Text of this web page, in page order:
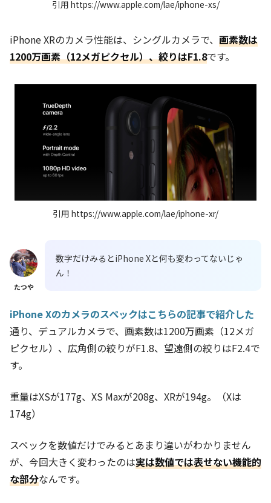
引用 https://www.apple.com/lae/iphone-xs/
iPhone XRのカメラ性能は、シングルカメラで、 画素数は
1200万画素（12メガピクセル）、絞りはF1.8です。
引用 https://www.apple.com/lae/iphone-xr/
たつや
数字だけみるとiPhone Xと何も変わってないじゃ
ん！
iPhone Xのカメラのスペックはこちらの記事で紹介した
通り、デュアルカメラで、画素数は1200万画素（12メガ
ピクセル）、広角側の絞りがF1.8、望遠側の絞りはF2.4で
す。
重量はXSが177g、XS Maxが208g、XRが194g。（Xは
174g）
スペックを数値だけでみるとあまり違いがわかりません
が、今回大きく変わったのは実は数値では表せない機能的
な部分なんです。